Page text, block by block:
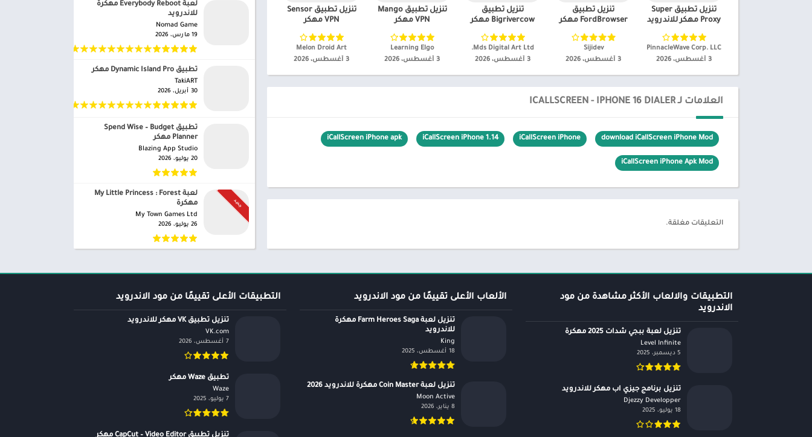
تنزيل تطبيق Super
Proxy مهكر للاندرويد
PinnacleWave Corp. LLC‏
3 أغسطس، 2026
تنزيل تطبيق
FordBrowser مهكر
Sijidev‏
3 أغسطس، 2026
تنزيل تطبيق
Bigrivercow مهكر
Mds Digital Art Ltd.‏
3 أغسطس، 2026
تنزيل تطبيق Mango
VPN مهكر
Learning Elgo‏
3 أغسطس، 2026
تنزيل تطبيق Sensor
VPN مهكر
Melon Droid Art‏
3 أغسطس، 2026
العلامات لـ ICALLSCREEN - IPHONE 16 DIALER
download iCallScreen iPhone Mod
iCallScreen iPhone
iCallScreen iPhone 1.14
iCallScreen iPhone apk
iCallScreen iPhone Apk Mod
التعليقات مغلقة.
لعبة Everybody Reboot مهكرة
للاندرويد
Nomad Game‏
19 مارس، 2026
تطبيق Dynamic Island Pro مهكر
TakiART‏
30 أبريل، 2026
تطبيق Spend Wise – Budget
Planner مهكر
Blazing App Studio‏
20 يوليو، 2026
جـديـد
لعبة My Little Princess : Forest
مهكرة
My Town Games Ltd‏
26 يوليو، 2026
التطبيقات الأعلى تقييمًا من مود الاندرويد
تنزيل تطبيق VK مهكر للاندرويد
VK.com‏
7 أغسطس، 2026
تطبيق Waze مهكر
Waze‏
7 يوليو، 2025
الألعاب الأعلى تقييمًا من مود الاندرويد
تنزيل لعبة Farm Heroes Saga مهكرة
للاندرويد
King‏
18 أغسطس، 2025
تنزيل لعبة Coin Master مهكرة للاندرويد 2026
Moon Active‏
8 يناير، 2026
التطبيقات والالعاب الأكثر مشاهدة من مود
الاندرويد
تنزيل لعبة ببجي شدات 2025 مهكرة
Level Infinite‏
5 ديسمبر، 2025
تنزيل برنامج جيزي اب مهكر للاندرويد
Djezzy Developper‏
18 يوليو، 2025